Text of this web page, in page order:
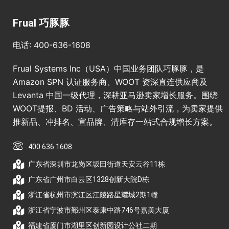
Frual 巧豚豚
电话: 400-636-1608
Frual Systems Inc（USA）中国业务团队巧豚豚，是
Amazon SPN 认证服务商、WOOT 资深直连供应商及
Levanta 中国一级代理，深耕亚马逊卖家增长服务。围绕
WOOT提报、BD 活动、广告策略与站外引流，为卖家提供
推新品、冲排名、宣品牌、清库存一站式合规增长方案。
400 636 1608
广东省深圳市龙岗区坂田街道天安云谷11栋
广东省广州市白云区1328创新大院D栋
浙江省杭州市滨江区江陵路星耀城2期1幢
浙江省宁波市鄞州区泰康中路746号嘉美大厦
福建省厦门市湖里区创新园设计公社二期